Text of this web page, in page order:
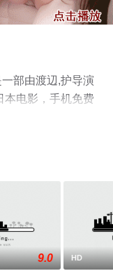
部由渡辺,护导演
本电影，手机免费
电影网，更多相
9.0 HD